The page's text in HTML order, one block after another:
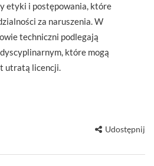
etyki i postępowania, które
za naruszenia. W
techniczni podlegają
które mogą
utratą licencji.
Udostępnij